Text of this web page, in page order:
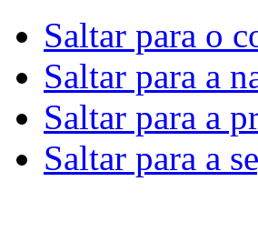
Saltar para o
Saltar para a
Saltar para a
Saltar para a